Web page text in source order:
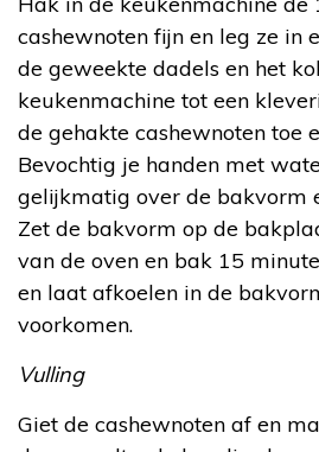
cashewnoten fijn en leg ze in
de geweekte dadels en het
keukenmachine tot een
de gehakte cashewnoten toe
Bevochtig je handen met
gelijkmatig over de bakvorm
Zet de bakvorm op de
van de oven en bak 15
en laat afkoelen in de
voorkomen.
Vulling
Giet de cashewnoten af en